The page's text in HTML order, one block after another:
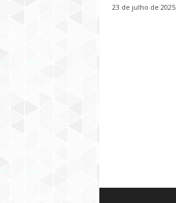
23 de julho de 2025